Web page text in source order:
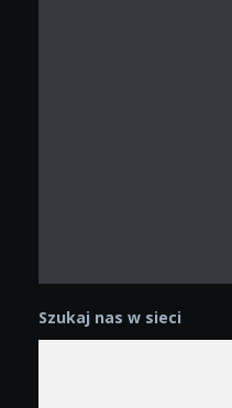
Szukaj nas w sieci